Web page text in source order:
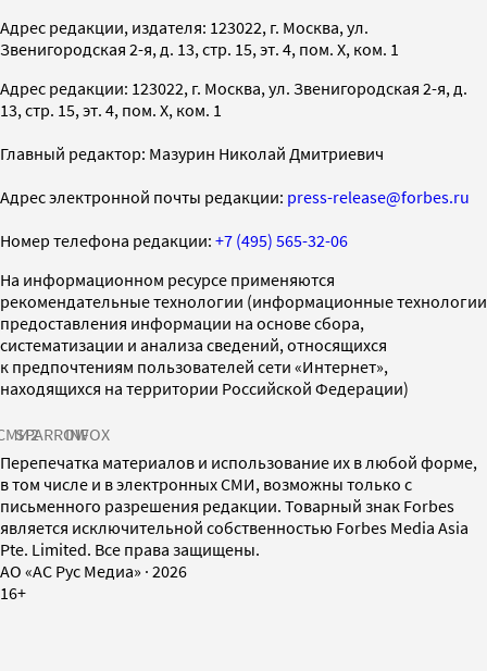
Адрес редакции, издателя: 123022, г. Москва, ул.
Звенигородская 2-я, д. 13, стр. 15, эт. 4, пом. X, ком. 1
Адрес редакции: 123022, г. Москва, ул. Звенигородская 2-я, д.
13, стр. 15, эт. 4, пом. X, ком. 1
Главный редактор: Мазурин Николай Дмитриевич
Адрес электронной почты редакции: press-release@forbes.ru
Номер телефона редакции: +7 (495) 565-32-06
На информационном ресурсе применяются
рекомендательные технологии (информационные технологии
предоставления информации на основе сбора,
систематизации и анализа сведений, относящихся
к предпочтениям пользователей сети «Интернет»,
находящихся на территории Российской Федерации)
SPARROWINFOX
Перепечатка материалов и использование их в любой форме,
в том числе и в электронных СМИ, возможны только с
письменного разрешения редакции. Товарный знак Forbes
является исключительной собственностью Forbes Media Asia
Pte. Limited. Все права защищены.
AO «АС Рус Медиа» · 2026
16+